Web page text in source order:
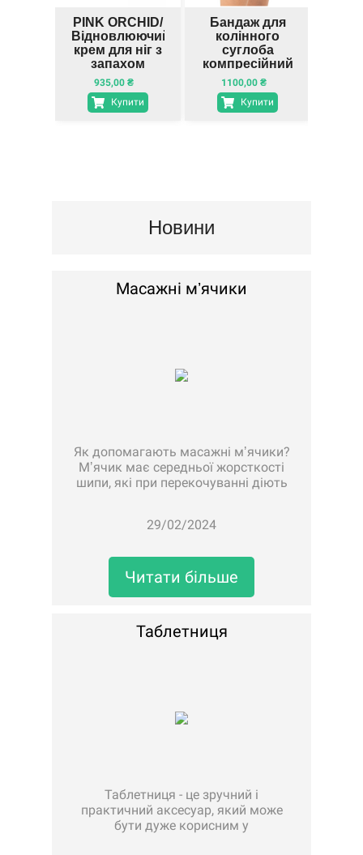
PINK ORCHID/
Відновлюючий
крем для ніг з
запахом
орхідеї
935,00 ₴
Купити
Бандаж для
колінного
суглоба
компресійний
з силіконовим
кільцем
Toros-Group,
1100,00₴
Купити
Новини
Масажні мʼячики
Як допомагають масажні мʼячики?
Мʼячик має середньої жорсткості
шипи, які при перекочуванні діють
покращуємо його.Ефективність
загальнозміцнюючий вплив;•
вдосконалюють живлення..
29/02/2024
Читати більше
Таблетниця
Таблетниця - це зручний і
практичний аксесуар, який може
бути дуже корисним у